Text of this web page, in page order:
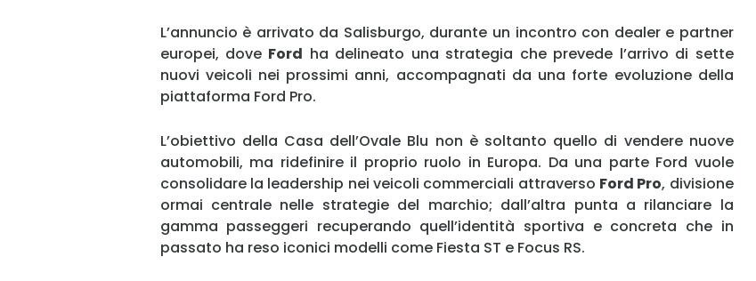
L’annuncio è arrivato da Salisburgo, durante un incontro con dealer e partner
europei, dove Ford ha delineato una strategia che prevede l’arrivo di sette
nuovi veicoli nei prossimi anni, accompagnati da una forte evoluzione della
piattaforma Ford Pro.
L’obiettivo della Casa dell’Ovale Blu non è soltanto quello di vendere nuove
automobili, ma ridefinire il proprio ruolo in Europa. Da una parte Ford vuole
consolidare la leadership nei veicoli commerciali attraverso Ford Pro, divisione
ormai centrale nelle strategie del marchio; dall’altra punta a rilanciare la
gamma passeggeri recuperando quell’identità sportiva e concreta che in
passato ha reso iconici modelli come Fiesta ST e Focus RS.